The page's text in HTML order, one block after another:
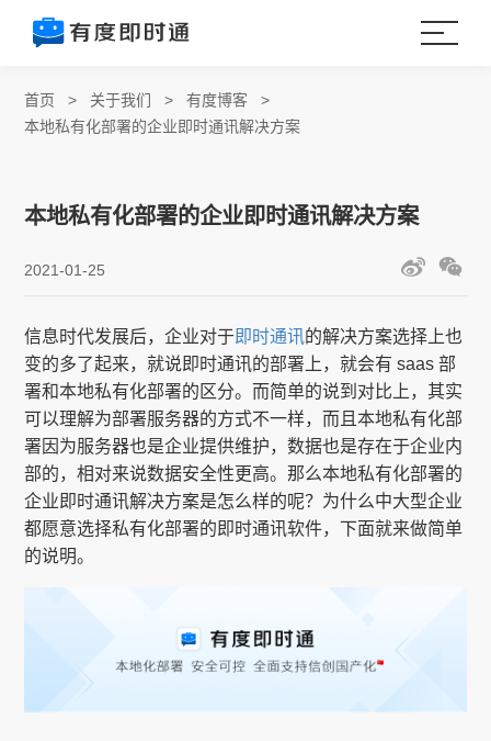
首页 > 关于我们 >有度博客 >
本地私有化部署的企业即时通讯解决方案
本地私有化部署的企业即时通讯解决方案
2021-01-25
信息时代发展后，企业对于即时通讯的解决方案选择上也
变的多了起来，就说即时通讯的部署上，就会有 saas 部
署和本地私有化部署的区分。而简单的说到对比上，其实
可以理解为部署服务器的方式不一样，而且本地私有化部
署因为服务器也是企业提供维护，数据也是存在于企业内
部的，相对来说数据安全性更高。那么本地私有化部署的
企业即时通讯解决方案是怎么样的呢？为什么中大型企业
都愿意选择私有化部署的即时通讯软件，下面就来做简单
的说明。